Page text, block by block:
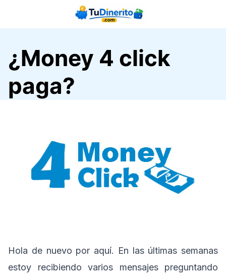
¿Money 4 click
paga?
Hola de nuevo por aquí. En las últimas semanas
estoy recibiendo varios mensajes preguntando